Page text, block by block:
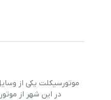
موتورسیکلت یکی از
در این شهر از